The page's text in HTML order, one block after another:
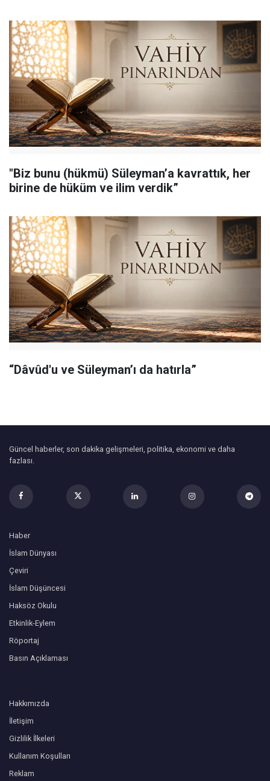
"Biz bunu (hükmü) Süleyman’a kavrattık, her
birine de hüküm ve ilim verdik”
“Dâvûd'u ve Süleyman’ı da hatırla”
Güncel haberler, son dakika gelişmeleri, politika, ekonomi ve daha
fazlası.
Haber
İslam Dünyası
Çeviri
İslam Düşüncesi
Haksöz Okulu
Etkinlik-Eylem
Röportaj
Basın Açıklaması
Hakkımızda
İletişim
Gizlilik İlkeleri
Kullanım Koşulları
Reklam